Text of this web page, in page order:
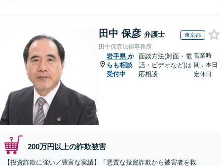
田中 保彦 弁護士 東京都
田中保彦法律事務所
岩手県 か
らも相談
受付中
面談方法(対面・電
話・ビデオなど)は
応相談
営業時
間：本日
定休日
200万円以上の詐欺被害
【投資詐欺に強い／豊富な実績】「悪質な投資詐欺から被害者を救